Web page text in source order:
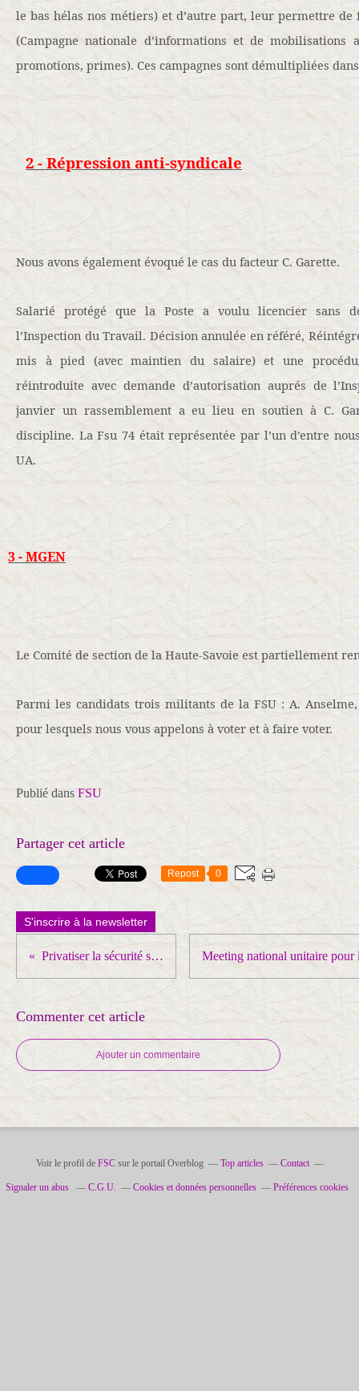
le bas hélas nos métiers) et d’autre part, leur permettre
(Campagne nationale d’informations et de
promotions, primes). Ces campagnes sont démultipliées
2 - Répression anti-syndicale
Nous avons également évoqué le cas du facteur C. Garette.
Salarié protégé que la Poste a voulu licencier sans
l’Inspection du Travail. Décision annulée en référé,
mis à pied (avec maintien du salaire) et une
réintroduite avec demande d’autorisation auprés de
janvier un rassemblement a eu lieu en soutien à C.
discipline. La Fsu 74 était représentée par l’un d’entre
UA.
3 - MGEN
Le Comité de section de la Haute-Savoie est partiellement
Parmi les candidats trois militants de la FSU : A.
pour lesquels nous vous appelons à voter et à faire voter.
Publié dans FSU
Partager cet article
Repost 0
S'inscrire à la newsletter
Privatiser la sécurité sociale : un vieux rêve de la Commission européenne
Commenter cet article
Ajouter un commentaire
Voir le profil de FSCsur le portail Overblog Top articles Contact
Signaler un abus C.G.U. Cookies et données personnelles Préférences cookies